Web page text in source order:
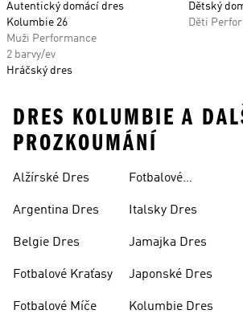
Autentický domácí dres
Kolumbie 26
Muži Performance
2 barvy/ev
Hráčský dres
Dětský
Děti
DRES KOLUMBIE A
PROZKOUMÁNÍ
Alžírské Dres
Argentina Dres
Belgie Dres
Fotbalové Kraťasy
Fotbalové Míče
Fotbalové
Italsky Dres
Jamajka Dres
Japonské Dres
Kolumbie Dres